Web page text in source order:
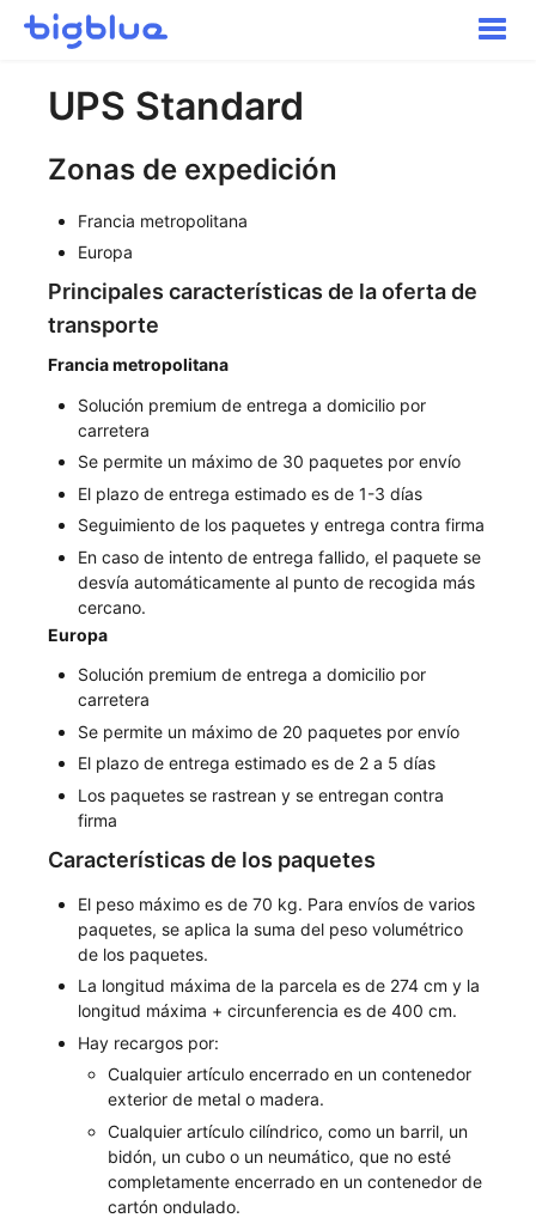
Envíos de entrada
Pedidos
Transporte
Otros
UPS Standard
Zonas de expedición
Francia metropolitana
Europa
Principales características de la oferta de
transporte
Francia metropolitana
Solución premium de entrega a domicilio por
carretera
Se permite un máximo de 30 paquetes por envío
El plazo de entrega estimado es de 1-3 días
Seguimiento de los paquetes y entrega contra firma
En caso de intento de entrega fallido, el paquete se
desvía automáticamente al punto de recogida más
cercano.
Europa
Solución premium de entrega a domicilio por
carretera
Se permite un máximo de 20 paquetes por envío
El plazo de entrega estimado es de 2 a 5 días
Los paquetes se rastrean y se entregan contra
firma
Características de los paquetes
El peso máximo es de 70 kg. Para envíos de varios
paquetes, se aplica la suma del peso volumétrico
de los paquetes.
La longitud máxima de la parcela es de 274 cm y la
longitud máxima + circunferencia es de 400 cm.
Hay recargos por:
Cualquier artículo encerrado en un contenedor
exterior de metal o madera.
Cualquier artículo cilíndrico, como un barril, un
bidón, un cubo o un neumático, que no esté
completamente encerrado en un contenedor de
cartón ondulado.